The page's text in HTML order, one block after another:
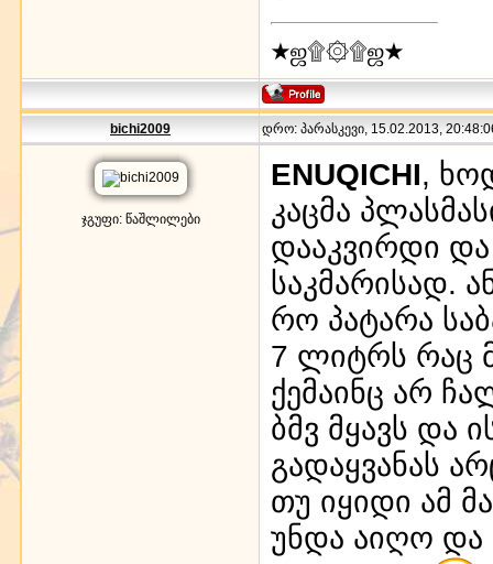
★ஜ۩۞۩ஜ★
bichi2009 დრო: პარასკევი, 15.02.2013,
ჯგუფი: წაშლილები
ENUQICHI,
კაცმა
დააკვირდი
საკმარისად.
რო პატარა
7 ლიტრს რაც
ქემაინც არ
ბმვ მყავს და
გადაყვანას
თუ იყიდი ამ
უნდა აიღო და